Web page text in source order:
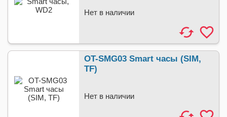
Нет в наличии
OT-SMG03 Smart часы (SIM,
TF)
Нет в наличии